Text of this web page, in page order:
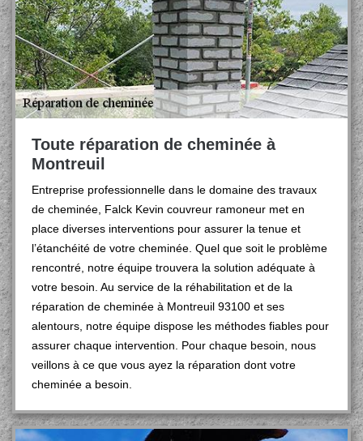
Toute réparation de cheminée à
Montreuil
Entreprise professionnelle dans le domaine des travaux
de cheminée, Falck Kevin couvreur ramoneur met en
place diverses interventions pour assurer la tenue et
l’étanchéité de votre cheminée. Quel que soit le problème
rencontré, notre équipe trouvera la solution adéquate à
votre besoin. Au service de la réhabilitation et de la
réparation de cheminée à Montreuil 93100 et ses
alentours, notre équipe dispose les méthodes fiables pour
assurer chaque intervention. Pour chaque besoin, nous
veillons à ce que vous ayez la réparation dont votre
cheminée a besoin.